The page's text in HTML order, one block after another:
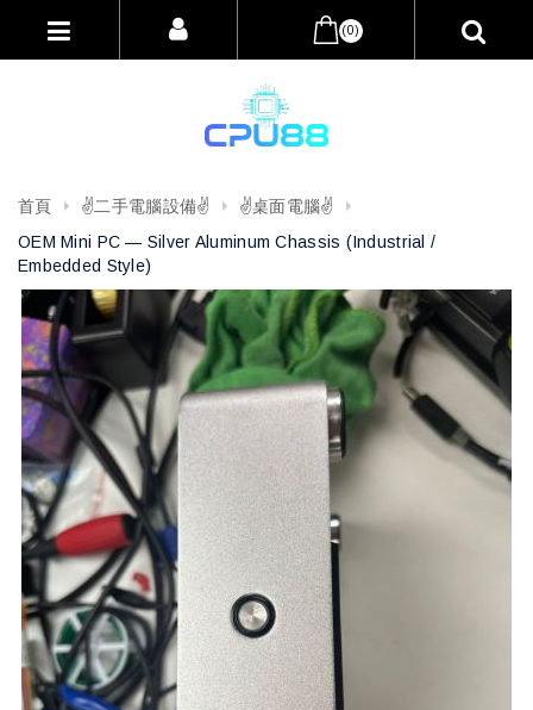
(0)
首頁 ✌️二手電腦設備✌️
✌️桌面電腦✌️
OEM Mini PC — Silver Aluminum Chassis (Industrial /
Embedded Style)